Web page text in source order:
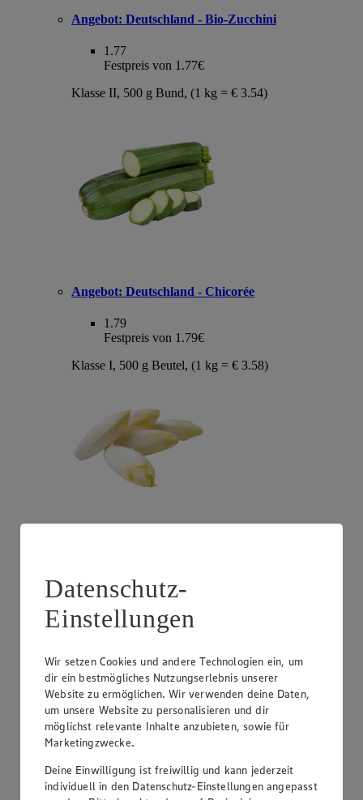
Angebot: Deutschland - Bio-Zucchini
1.77
Festpreis von 1.77€
Klasse II, 500 g Bund, (1 kg = € 3.54)
Angebot: Deutschland - Chicorée
1.79
Festpreis von 1.79€
Klasse I, 500 g Beutel, (1 kg = € 3.58)
1.29
Festpreis von 1.29€
Datenschutz-
Einstellungen
Wir setzen Cookies und andere Technologien ein, um
dir ein bestmögliches Nutzungserlebnis unserer
Website zu ermöglichen. Wir verwenden deine Daten,
um unsere Website zu personalisieren und dir
möglichst relevante Inhalte anzubieten, sowie für
Marketingzwecke.
Deine Einwilligung ist freiwillig und kann jederzeit
individuell in den Datenschutz-Einstellungen angepasst